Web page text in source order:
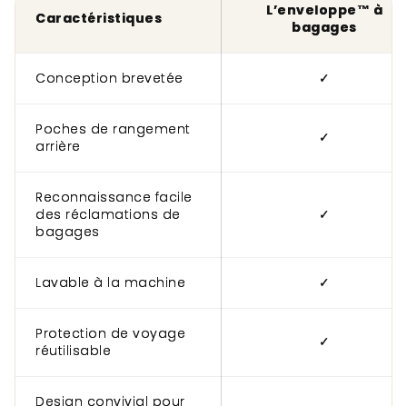
Caractéristiques
L’enveloppe™ à
bagages
Conception brevetée ✓
Poches de rangement
arrière
✓
Reconnaissance facile
des réclamations de
bagages
✓
Lavable à la machine ✓
Protection de voyage
réutilisable
✓
Design convivial pour